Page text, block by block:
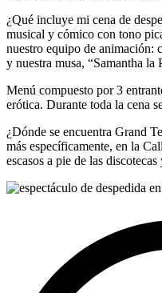
¿Qué incluye mi cena de
musical y cómico con tono
nuestro equipo de animación:
y nuestra musa, “Samantha la
Menú compuesto por 3
erótica. Durante toda la cena
¿Dónde se encuentra Grand
más específicamente, en la
escasos a pie de las